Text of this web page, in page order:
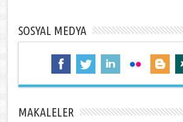
SOSYAL MEDYA
MAKALELER